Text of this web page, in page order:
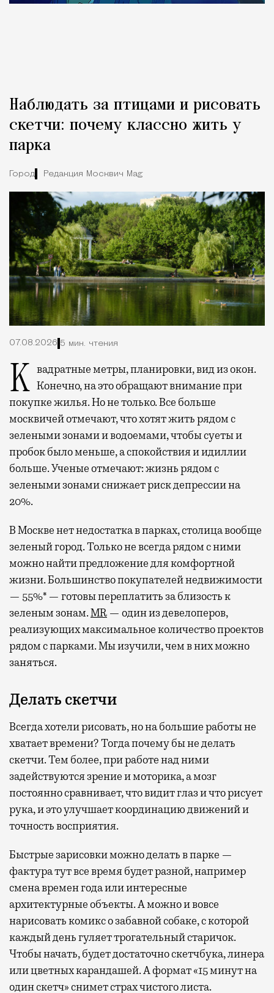
Наблюдать за птицами и рисовать
скетчи: почему классно жить у
парка
Город Редакция Москвич Mag
07.08.2026 5 мин. чтения
Квадратные метры, планировки, вид из окон. Конечно, на это обращают внимание при
покупке жилья. Но не только. Все больше
москвичей отмечают, что хотят жить рядом с
зелеными зонами и водоемами, чтобы суеты и
пробок было меньше, а спокойствия и идиллии
больше. Ученые отмечают: жизнь рядом с
зелеными зонами снижает риск депрессии на
20%.
В Москве нет недостатка в парках, столица вообще
зеленый город. Только не всегда рядом с ними
можно найти предложение для комфортной
жизни. Большинство покупателей недвижимости
— 55%* — готовы переплатить за близость к
зеленым зонам.MR — один из девелоперов,
реализующих максимальное количество проектов
рядом с парками. Мы изучили, чем в них можно
заняться.
Делать скетчи
Всегда хотели рисовать, но на большие работы не
хватает времени? Тогда почему бы не делать
скетчи. Тем более, при работе над ними
задействуются зрение и моторика, а мозг
постоянно сравнивает, что видит глаз и что рисует
рука, и это улучшает координацию движений и
точность восприятия.
Быстрые зарисовки можно делать в парке —
фактура тут все время будет разной, например
смена времен года или интересные
архитектурные объекты. А можно и вовсе
нарисовать комикс о забавной собаке, с которой
каждый день гуляет трогательный старичок.
Чтобы начать, будет достаточно скетчбука, линера
или цветных карандашей. А формат «15 минут на
один скетч» снимет страх чистого листа.